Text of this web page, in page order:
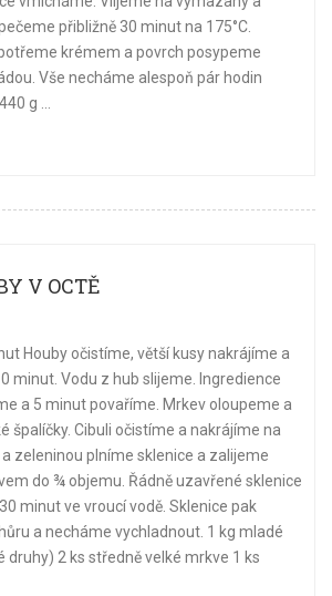
přibližně 30 minut na 175°C.
krémem a povrch posypeme
Vše necháme alespoň pár hodin
g ...
V OCTĚ
Houby očistíme, větší kusy nakrájíme a
minut. Vodu z hub slijeme. Ingredience
a 5 minut povaříme. Mrkev oloupeme a
špalíčky. Cibuli očistíme a nakrájíme na
zeleninou plníme sklenice a zalijeme
do ¾ objemu. Řádně uzavřené sklenice
minut ve vroucí vodě. Sklenice pak
a necháme vychladnout. 1 kg mladé
druhy) 2 ks středně velké mrkve 1 ks